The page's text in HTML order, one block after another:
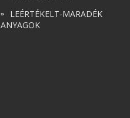
LEÉRTÉKELT-MARADÉK
ANYAGOK